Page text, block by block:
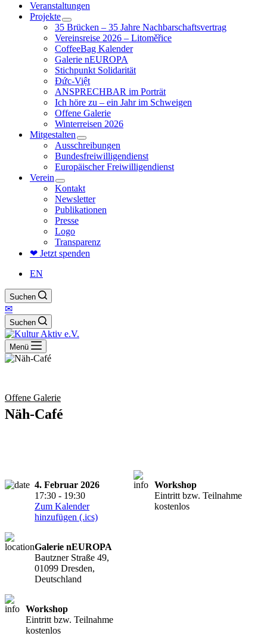
Veranstaltungen
Projekte
35 Brücken – 35 Jahre Nachbarschaftsvertrag
Vereinsreise 2026 – Litoměřice
CoffeeBag Kalender
Galerie nEUROPA
Stichpunkt Solidarität
Đức-Việt
ANSPRECHBAR im Porträt
Ich höre zu – ein Jahr im Schweigen
Offene Galerie
Winterreisen 2026
Mitgestalten
Ausschreibungen
Bundesfreiwilligendienst
Europäischer Freiwilligendienst
Verein
Kontakt
Newsletter
Publikationen
Presse
Logo
Transparenz
❤ Jetzt spenden
EN
Suchen
✉
Suchen
Menü
Offene Galerie
Näh-Café
4. Februar 2026
17:30 - 19:30
Zum Kalender
hinzufügen (.ics)
Galerie nEUROPA
Bautzner Straße 49,
01099 Dresden,
Deutschland
Workshop
Eintritt bzw. Teilnahme
kostenlos
Workshop
Eintritt bzw. Teilnahme
kostenlos